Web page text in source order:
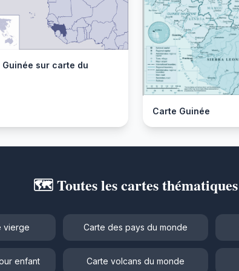
sur carte du
Carte Guinée
🗺️ Toutes les cartes thématiques
vierge Carte des pays du monde
enfant Carte volcans du monde